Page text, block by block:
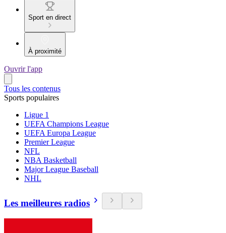
Sport en direct
À proximité
Ouvrir l'app
Tous les contenus
Sports populaires
Ligue 1
UEFA Champions League
UEFA Europa League
Premier League
NFL
NBA Basketball
Major League Baseball
NHL
Les meilleures radios